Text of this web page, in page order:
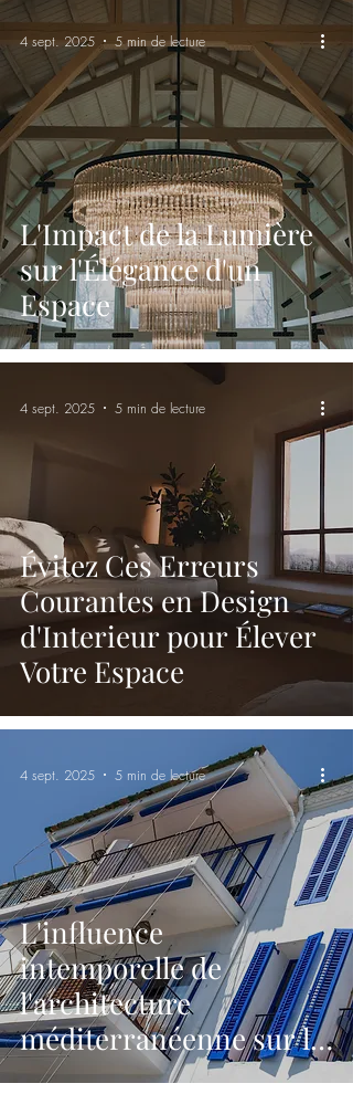
L'Impact de la Lumière
sur l'Élégance d'un
Espace
4 sept. 2025 5 min de lecture
Évitez Ces Erreurs
Courantes en Design
d'Interieur pour Élever
Votre Espace
4 sept. 2025 5 min de lecture
L'influence
intemporelle de
l'architecture
méditerranéenne sur le
design moderne
4 sept. 2025 5 min de lecture